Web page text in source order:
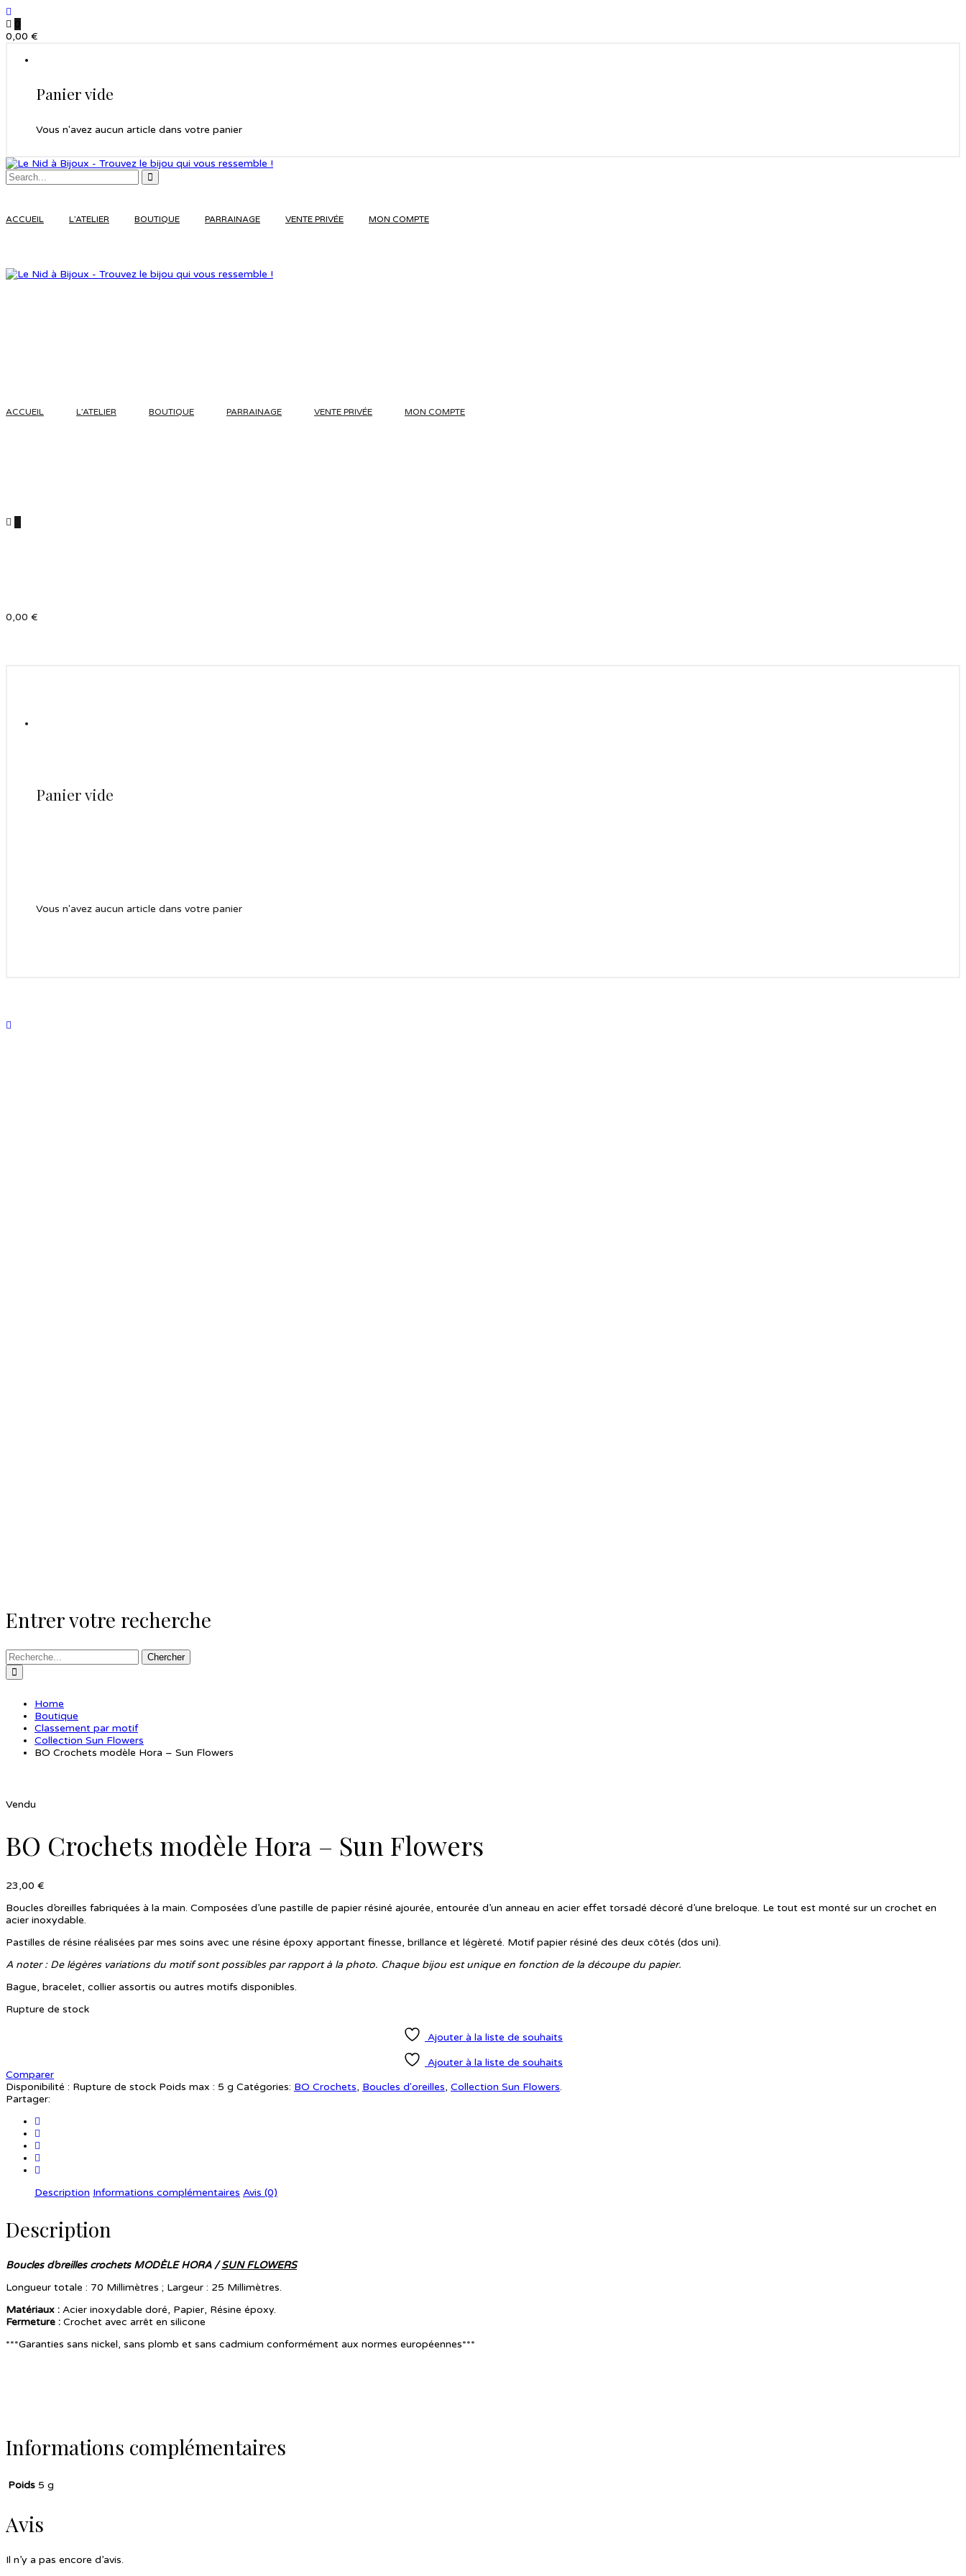
0
0,00 €
Panier vide
Vous n'avez aucun article dans votre panier
ACCUEIL L’ATELIER BOUTIQUE PARRAINAGE VENTE PRIVÉE MON COMPTE
ACCUEIL L’ATELIER BOUTIQUE PARRAINAGE VENTE PRIVÉE MON COMPTE
0,00 €
Panier vide
Vous n'avez aucun article dans votre panier
Entrer votre recherche
Chercher
Home
Boutique
Classement par motif
Collection Sun Flowers
BO Crochets modèle Hora – Sun Flowers
Vendu
BO Crochets modèle Hora – Sun Flowers
23,00 €
Boucles d’oreilles fabriquées à la main. Composées d’une pastille de papier résiné ajourée, entourée d’un anneau en acier effet torsadé décoré d’une breloque. Le tout est monté sur un crochet en
acier inoxydable.
Pastilles de résine réalisées par mes soins avec une résine époxy apportant finesse, brillance et légèreté. Motif papier résiné des deux côtés (dos uni).
A noter : De légères variations du motif sont possibles par rapport à la photo. Chaque bijou est unique en fonction de la découpe du papier.
Bague, bracelet, collier assortis ou autres motifs disponibles.
Rupture de stock
Ajouter à la liste de souhaits
Ajouter à la liste de souhaits
Comparer
Disponibilité : Rupture de stock Poids max : 5 g Catégories: BO Crochets, Boucles d'oreilles, Collection Sun Flowers.
Partager:
Description Informations complémentaires Avis (0)
Description
Boucles d’oreilles crochets MODÈLE HORA /SUN FLOWERS
Longueur totale : 70 Millimètres ; Largeur : 25 Millimètres.
Matériaux : Acier inoxydable doré, Papier, Résine époxy.
Fermeture : Crochet avec arrêt en silicone
***Garanties sans nickel, sans plomb et sans cadmium conformément aux normes européennes***
Informations complémentaires
Poids 5 g
Avis
Il n’y a pas encore d’avis.